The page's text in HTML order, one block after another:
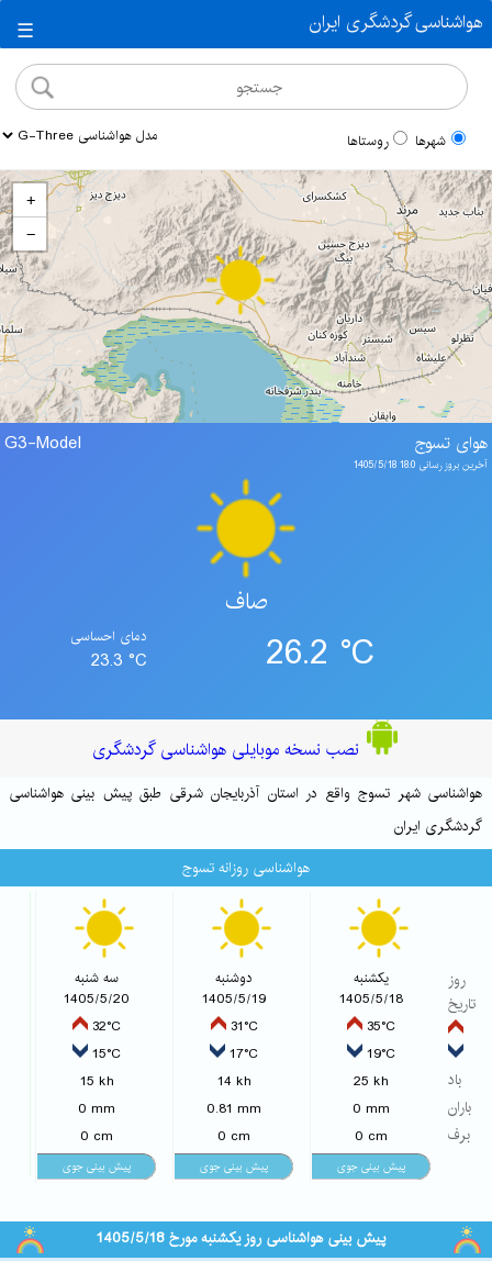
هواشناسی گردشگری ایران ☰
شهرها روستاها
+
−
هوای تسوج G3-Model
آخرین بروز رسانی 18:0 1405/5/18
صاف
26.2 °C دمای احساسی
23.3 °C
نصب نسخه موبایلی هواشناسی گردشگری
هواشناسی شهر تسوج واقع در استان آذربایجان شرقی طبق پیش بینی هواشناسی
گردشگری ایران
هواشناسی روزانه تسوج
روز
تاریخ
باد
باران
برف
یکشنبه
1405/5/18
35°C
19°C
25 kh
0 mm
0 cm
دوشنبه
1405/5/19
31°C
17°C
14 kh
0.81 mm
0 cm
سه شنبه
1405/5/20
32°C
15°C
15 kh
0 mm
0 cm
پیش بینی هواشناسی روز یکشنبه مورخ 1405/5/18